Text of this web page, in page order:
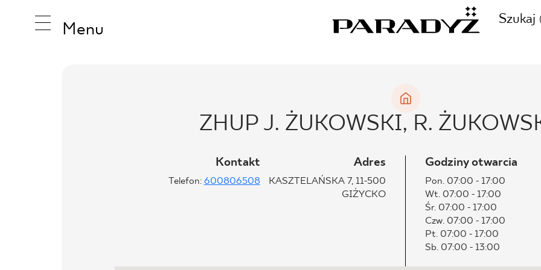
Menu
Szukaj
INSPIRACJE
PRODUKTY
ZADZWOŃ DO NAS
+48
SKLEP INTERNETOWY
44 736
ZHUP J. ŻUKOWSKI, R.
Kontakt
Telefon: 600806508
Adres
KASZTELAŃSKA 7, 11-500
GIŻYCKO
Godziny otwarcia
Pon. 07:00 - 17:00
Wt. 07:00 - 17:00
Śr. 07:00 - 17:00
Czw. 07:00 - 17:00
Pt. 07:00 - 17:00
Sb. 07:00 - 13:00